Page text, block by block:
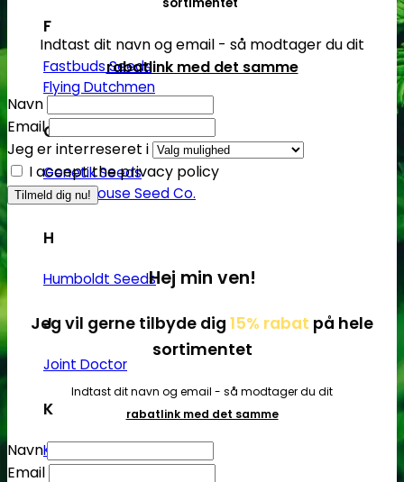
F
Fastbuds Seeds
Flying Dutchmen
G
Genetik Seeds
Green House Seed Co.
H
Humboldt Seeds
J
Joint Doctor
K
Kannabia
Indtast dit navn og email - så modtager du dit
rabatlink med det samme
Navn
Email
Jeg er interreseret i
I accept the privacy policy
Hej min ven!
Jeg vil gerne tilbyde dig 15% rabat på hele
sortimentet
Indtast dit navn og email - så modtager du dit
rabatlink med det samme
Navn
Email